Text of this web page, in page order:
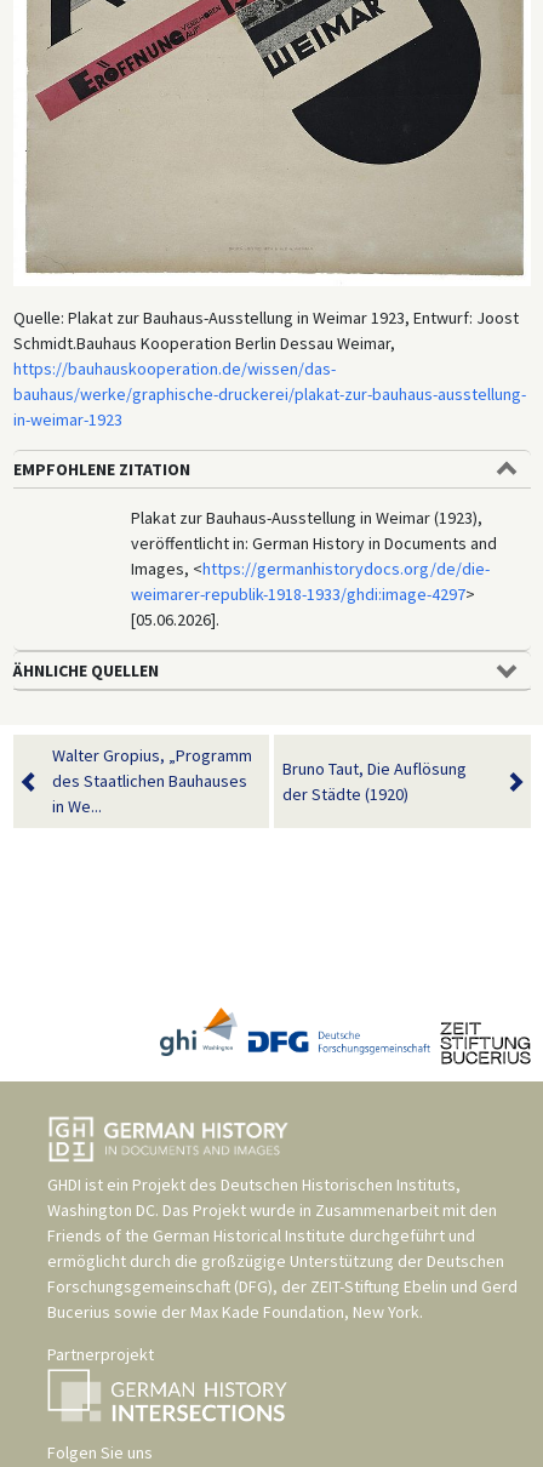
Quelle: Plakat zur Bauhaus-Ausstellung in Weimar 1923, Entwurf: Joost
Schmidt.Bauhaus Kooperation Berlin Dessau Weimar,
https://bauhauskooperation.de/wissen/das-
bauhaus/werke/graphische-druckerei/plakat-zur-bauhaus-ausstellung-
in-weimar-1923
EMPFOHLENE ZITATION
Plakat zur Bauhaus-Ausstellung in Weimar (1923),
veröffentlicht in: German History in Documents and
Images, <https://germanhistorydocs.org/de/die-
weimarer-republik-1918-1933/ghdi:image-4297>
[05.06.2026].
ÄHNLICHE QUELLEN
Walter Gropius, „Programm
des Staatlichen Bauhauses
in We...
Bruno Taut, Die Auflösung
der Städte (1920)
GHDI ist ein Projekt des Deutschen Historischen Instituts,
Washington DC. Das Projekt wurde in Zusammenarbeit mit den
Friends of the German Historical Institute durchgeführt und
ermöglicht durch die großzügige Unterstützung der Deutschen
Forschungsgemeinschaft (DFG), der ZEIT-Stiftung Ebelin und Gerd
Bucerius sowie der Max Kade Foundation, New York.
Partnerprojekt
Folgen Sie uns